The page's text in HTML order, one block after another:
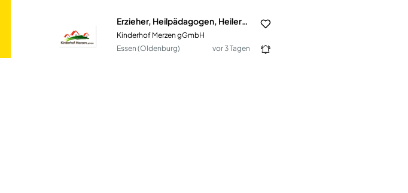
Erzieher, Heilpädagogen, Heilerziehungspfleger, Sozialpädagogen
Kinderhof Merzen gGmbH
Essen (Oldenburg)
vor 3 Tagen